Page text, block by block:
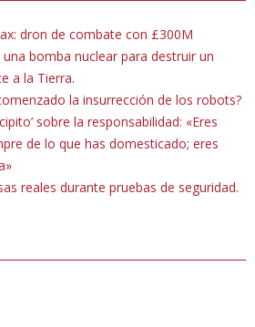
dron de combate con £300M
bomba nuclear para destruir un
a la Tierra.
la insurrección de los robots?
sobre la responsabilidad: «Eres
de lo que has domesticado; eres
reales durante pruebas de seguridad.